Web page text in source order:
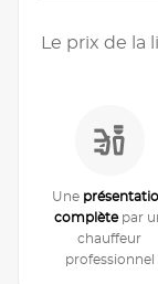
Le prix de
Une
complètepar
chauffeur
professionnel